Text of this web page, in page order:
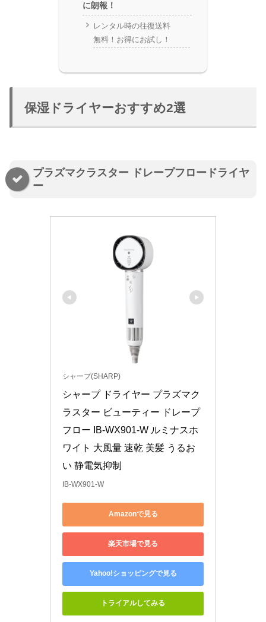
に朗報！
レンタル時の往復送料
無料！お得にお試し！
保湿ドライヤーおすすめ2選
プラズマクラスター ドレープフロードライヤ
ー
シャープ(SHARP)
シャープ ドライヤー プラズマク
ラスター ビューティー ドレープ
フロー IB-WX901-W ルミナスホ
ワイト 大風量 速乾 美髪 うるお
い 静電気抑制
IB-WX901-W
Amazonで見る
楽天市場で見る
Yahoo!ショッピングで見る
トライアルしてみる